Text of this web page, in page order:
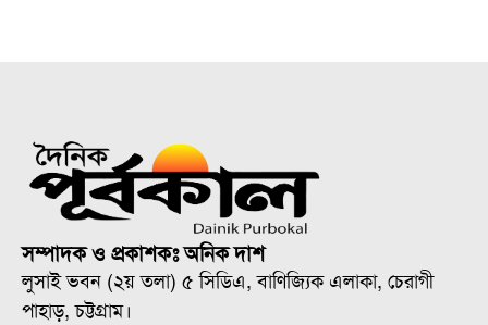
সম্পাদক ও প্রকাশকঃ অনিক দাশ
লুসাই ভবন (২য় তলা) ৫ সিডিএ, বাণিজ্যিক এলাকা, চেরাগী
পাহাড়, চট্টগ্রাম।